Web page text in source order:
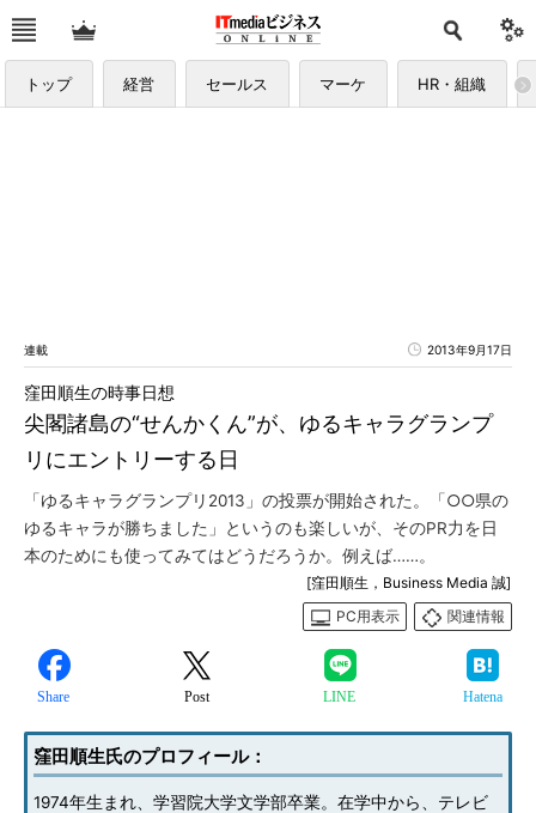
トップ 経営 セールス マーケ HR・組織
連載 2013年9月17日
尖閣諸島の“せんかくん”が、ゆるキャラグランプ
リにエントリーする日
窪田順生の時事日想
「ゆるキャラグランプリ2013」の投票が開始された。「○○県の
ゆるキャラが勝ちました」というのも楽しいが、そのPR力を日
本のためにも使ってみてはどうだろうか。例えば……。
[窪田順生，Business Media 誠]
PC用表示
関連情報
Share Post LINE Hatena
窪田順生氏のプロフィール：
1974年生まれ、学習院大学文学部卒業。在学中から、テレビ